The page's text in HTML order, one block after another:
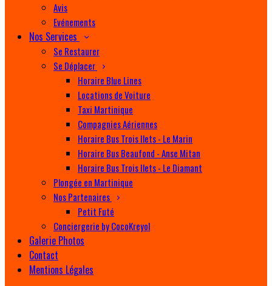
Avis
Evénements
Nos Services
Se Restaurer
Se Déplacer
Horaire Blue Lines
Locations de Voiture
Taxi Martinique
Compagnies Aériennes
Horaire Bus Trois Ilets - Le Marin
Horaire Bus Beaufond - Anse Mitan
Horaire Bus Trois Ilets - Le Diamant
Plongée en Martinique
Nos Partenaires
Petit Futé
Conciergerie by CocoKreyol
Galerie Photos
Contact
Mentions Légales